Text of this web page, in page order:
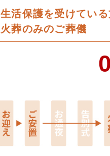
生活保護を受けてい
火葬のみのご葬儀
0